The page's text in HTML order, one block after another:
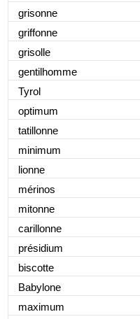
grisonne
griffonne
grisolle
gentilhomme
Tyrol
optimum
tatillonne
minimum
lionne
mérinos
mitonne
carillonne
présidium
biscotte
Babylone
maximum